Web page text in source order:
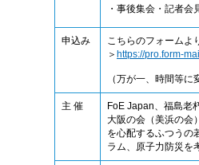
・事後集会・記者
申込み
こちらのフォームよ
＞ https://pro.form-
（万が一、時間等
主 催
FoE Japan、福島老
大阪の会（美浜の会
を心配するふつうの
ラム、原子力防災